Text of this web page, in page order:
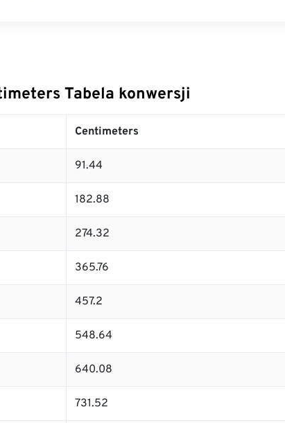
Tabela konwersji
Centimeters
91.44
182.88
274.32
365.76
457.2
548.64
640.08
731.52